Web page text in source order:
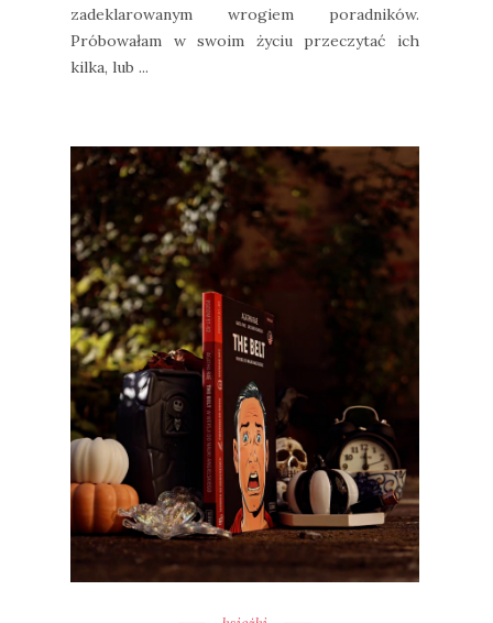
zadeklarowanym wrogiem poradników.
Próbowałam w swoim życiu przeczytać ich
kilka, lub ...